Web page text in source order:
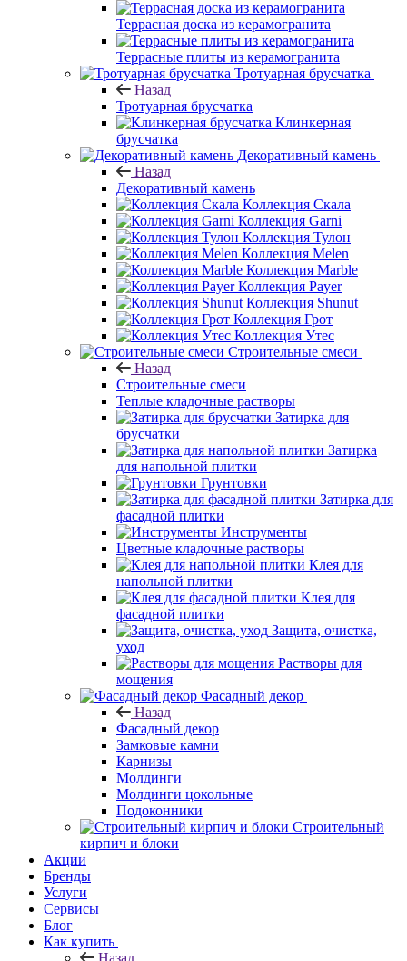
Террасная доска из керамогранита
Террасные плиты из керамогранита
Тротуарная брусчатка
Назад
Тротуарная брусчатка
Клинкерная
брусчатка
Декоративный камень
Назад
Декоративный камень
Коллекция Скала
Коллекция Garni
Коллекция Тулон
Коллекция Melen
Коллекция Marble
Коллекция Payer
Коллекция Shunut
Коллекция Грот
Коллекция Утес
Строительные смеси
Назад
Строительные смеси
Теплые кладочные растворы
Затирка для
брусчатки
Затирка
для напольной плитки
Грунтовки
Затирка для
фасадной плитки
Инструменты
Цветные кладочные растворы
Клея для
напольной плитки
Клея для
фасадной плитки
Защита, очистка,
уход
Растворы для
мощения
Фасадный декор
Назад
Фасадный декор
Замковые камни
Карнизы
Молдинги
Молдинги цокольные
Подоконники
Строительный
кирпич и блоки
Акции
Бренды
Услуги
Сервисы
Блог
Как купить
Назад